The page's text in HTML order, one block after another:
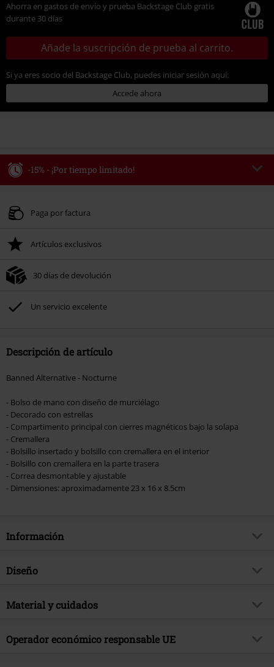
Ahorra en gastos de envío y prueba Backstage Club gratis
durante 30 días
Añade la suscripción de prueba al carrito.
Si ya eres socio del Backstage Club, puedes iniciar sesión aquí:
Accede ahora
-15% - ¡Por tiempo limitado!
Válidez 8/6/26 desde 16:00 hasta 23:59.
Tras introducir el código, el descuento se deducirá automáticamente al final
No acumulable con otras promociones Códigos promocionales.. Quedan
Rammstein, (Till) Lindemann, Böhse Onkelz, Broilers, Die Ärzte, Die Toten
Hosen, Metality, Funko Pop!, vales regalo y artículos que incluyan una
Paga por factura
Artículos exclusivos
30 días de devolución
Un servicio excelente
Descripción de artículo
Banned Alternative - Nocturne
- Bolso de mano con diseño de murciélago
- Decorado con estrellas
- Compartimento principal con cierres magnéticos bajo la solapa
- Cremallera
- Bolsillo insertado y bolsillo con cremallera en el interior
- Bolsillo con cremallera en la parte trasera
- Correa desmontable y ajustable
- Dimensiones: aproximadamente 23 x 16 x 8.5cm
Información
Artículo no.
Brand
Rockabilly
Diseño
Tipo de producto
Material y cuidados
Material Externo
100% poliuretano
Operador económico responsable UE